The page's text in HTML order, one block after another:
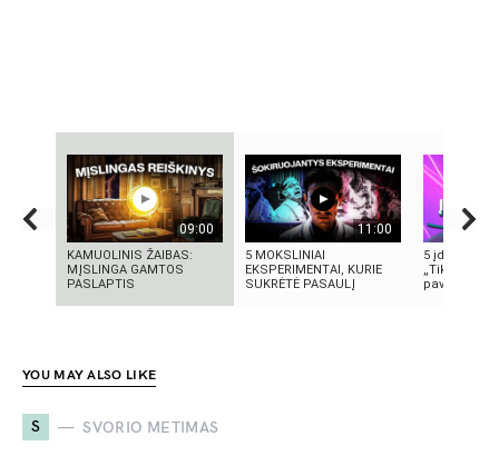
09:00
KAMUOLINIS ŽAIBAS:
MĮSLINGA GAMTOS
PASLAPTIS
11:00
5 MOKSLINIAI
EKSPERIMENTAI, KURIE
SUKRĖTĖ PASAULĮ
5 įdomūs
„TikTok“:
YOU MAY ALSO LIKE
S SVORIO METIMAS